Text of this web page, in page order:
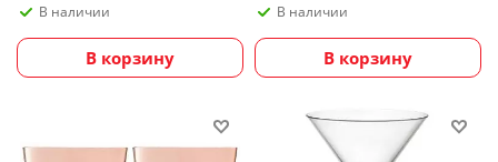
В наличии
В корзину
В наличии
В корзину